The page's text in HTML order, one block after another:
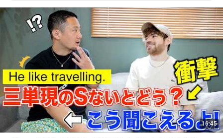
16:45